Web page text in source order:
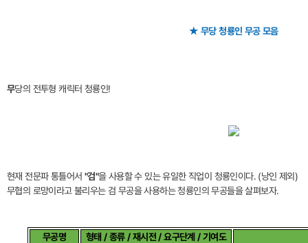
★ 무당 청룡인 무공 모음
무당의 전투형 캐릭터 청룡인!
현재 전문파 통틀어서 "검"을 사용할 수 있는 유일한 직업이 청룡인이다. (낭인 제외)
무협의 로망이라고 불리우는 검 무공을 사용하는 청룡인의 무공들을 살펴보자.
무공명 형태 / 종류 / 재시전 / 요구단계 / 기여도